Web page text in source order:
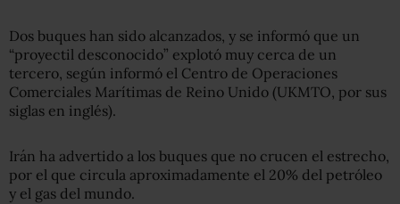
Dos buques han sido alcanzados, y se informó que un
“proyectil desconocido” explotó muy cerca de un
tercero, según informó el Centro de Operaciones
Comerciales Marítimas de Reino Unido (UKMTO, por sus
siglas en inglés).
Irán ha advertido a los buques que no crucen el estrecho,
por el que circula aproximadamente el 20% del petróleo
y el gas del mundo.